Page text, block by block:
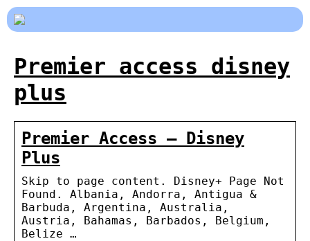
Premier access disney
plus
Premier Access – Disney
Plus
Skip to page content. Disney+ Page Not
Found. Albania, Andorra, Antigua &
Barbuda, Argentina, Australia,
Austria, Bahamas, Barbados, Belgium,
Belize …